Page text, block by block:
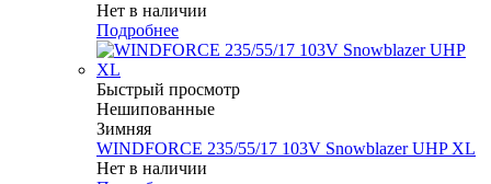
Нет в наличии
Подробнее
Быстрый просмотр
Нешипованные
Зимняя
WINDFORCE 235/55/17 103V Snowblazer UHP XL
Нет в наличии